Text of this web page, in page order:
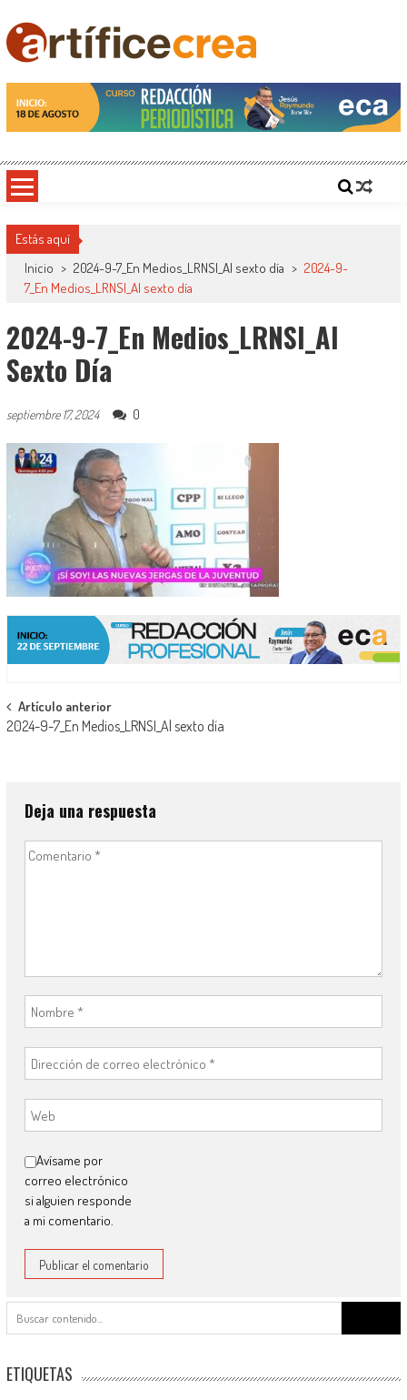
contenido
Artificecrea
Blog de Artífice Comunicadores, elaboramos contenidos periodísticos y editoriales en
diversos formatos, capacitamos en temas de comunicación y educación.
Estás aquí
Inicio > 2024-9-7_En Medios_LRNSI_Al sexto día > 2024-9-
7_En Medios_LRNSI_Al sexto día
2024-9-7_En Medios_LRNSI_Al
Sexto Día
septiembre 17, 2024 0
Navegación
de
Artículo anterior
2024-9-7_En Medios_LRNSI_Al sexto día
Deja una respuesta
Avísame por
correo electrónico
si alguien responde
a mi comentario.
ETIQUETAS